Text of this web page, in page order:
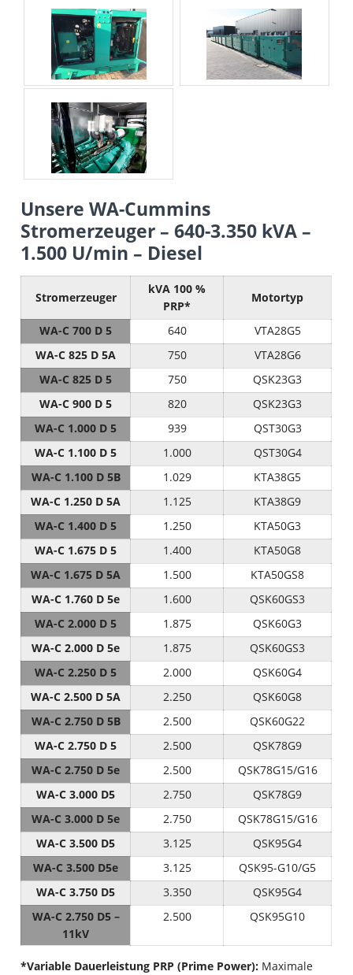
Unsere WA-Cummins
Stromerzeuger – 640-3.350 kVA –
1.500 U/min – Diesel
Stromerzeuger
kVA 100 %
PRP*
Motortyp
WA-C 700 D 5 640
VTA28G5
WA-C 825 D 5A
750
VTA28G6
WA-C 825 D 5
750
QSK23G3
WA-C 900 D 5
820
QSK23G3
WA-C 1.000 D 5
939
QST30G3
WA-C 1.100 D 5
1.000
QST30G4
WA-C 1.100 D 5B
1.029
KTA38G5
WA-C 1.250 D 5A
1.125
KTA38G9
WA-C 1.400 D 5
1.250
KTA50G3
WA-C 1.675 D 5
1.400
KTA50G8
WA-C 1.675 D 5A
1.500
KTA50GS8
WA-C 1.760 D 5e
1.600
QSK60GS3
WA-C 2.000 D 5
1.875
QSK60G3
WA-C 2.000 D 5e
1.875
QSK60GS3
WA-C 2.250 D 5
2.000
QSK60G4
WA-C 2.500 D 5A
2.250
QSK60G8
WA-C 2.750 D 5B
2.500
QSK60G22
WA-C 2.750 D 5
2.500
QSK78G9
WA-C 2.750 D 5e
2.500
QSK78G15/G16
WA-C 3.000 D5
2.750
QSK78G9
WA-C 3.000 D 5e
2.750
QSK78G15/G16
WA-C 3.500 D5
3.125
QSK95G4
WA-C 3.500 D5e
3.125
QSK95-G10/G5
WA-C 3.750 D5
3.350
QSK95G4
WA-C 2.750 D5 –
11kV
2.500 QSK95G10
*Variable Dauerleistung PRP (Prime Power): Maximale